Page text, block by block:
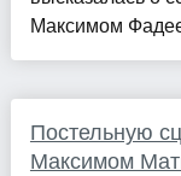
Максимом
Постельную
Максимом